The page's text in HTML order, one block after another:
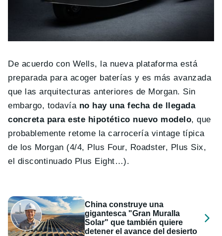
De acuerdo con Wells, la nueva plataforma está
preparada para acoger baterías y es más avanzada
que las arquitecturas anteriores de Morgan. Sin
embargo, todavía no hay una fecha de llegada
concreta para este hipotético nuevo modelo, que
probablemente retome la carrocería vintage típica
de los Morgan (4/4, Plus Four, Roadster, Plus Six,
el discontinuado Plus Eight…).
China construye una
gigantesca "Gran Muralla
Solar" que también quiere
detener el avance del desierto